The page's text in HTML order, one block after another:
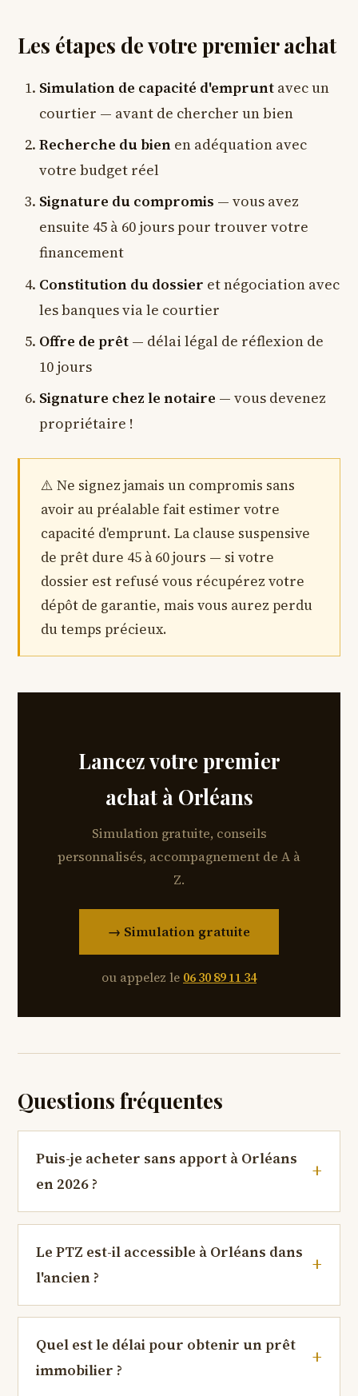
Les étapes de votre premier achat
Simulation de capacité d'emprunt avec un
courtier — avant de chercher un bien
Recherche du bien en adéquation avec
votre budget réel
Signature du compromis — vous avez
ensuite 45 à 60 jours pour trouver votre
financement
Constitution du dossier et négociation avec
les banques via le courtier
Offre de prêt — délai légal de réflexion de
10 jours
Signature chez le notaire — vous devenez
propriétaire !
Ne signez jamais un compromis sans
avoir au préalable fait estimer votre
capacité d'emprunt. La clause suspensive
de prêt dure 45 à 60 jours — si votre
dossier est refusé vous récupérez votre
dépôt de garantie, mais vous aurez perdu
du temps précieux.
Lancez votre premier
achat à Orléans
Simulation gratuite, conseils
personnalisés, accompagnement de A à
Z.
→ Simulation gratuite
ou appelez le 06 30 89 11 34
Questions fréquentes
Puis-je acheter sans apport à Orléans
en 2026 ?
Le PTZ est-il accessible à Orléans dans
l'ancien ?
Quel est le délai pour obtenir un prêt
immobilier ?